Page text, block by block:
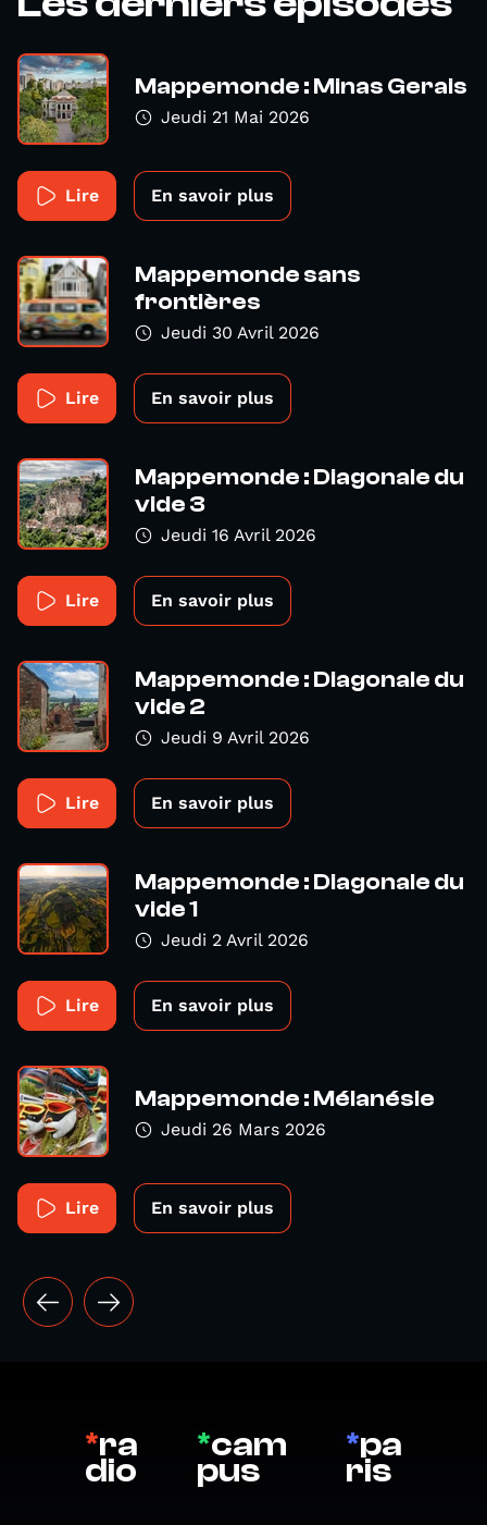
Mappemonde : Minas Gerais
Jeudi 21 Mai 2026
Lire En savoir plus
Mappemonde sans
frontières
Jeudi 30 Avril 2026
Lire En savoir plus
Mappemonde : Diagonale du
vide 3
Jeudi 16 Avril 2026
Lire En savoir plus
Mappemonde : Diagonale du
vide 2
Jeudi 9 Avril 2026
Lire En savoir plus
Mappemonde : Diagonale du
vide 1
Jeudi 2 Avril 2026
Lire En savoir plus
Mappemonde : Mélanésie
Jeudi 26 Mars 2026
Lire En savoir plus
*ra
dio
*cam
pus
*pa
ris